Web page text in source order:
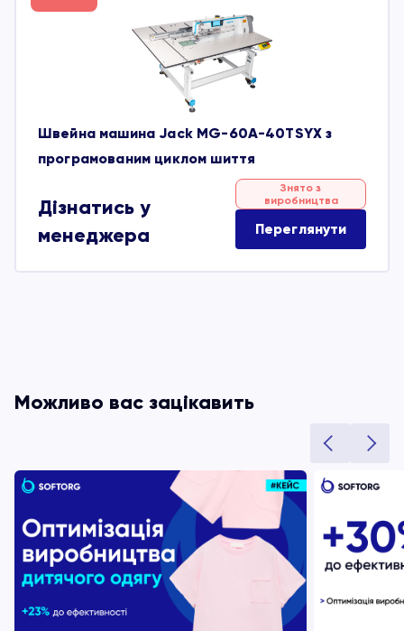
Швейна машина Jack MG-60A-40TSYX з
програмованим циклом шиття
Дізнатись у
менеджера
Знято з
виробництва
Переглянути
Можливо вас зацікавить